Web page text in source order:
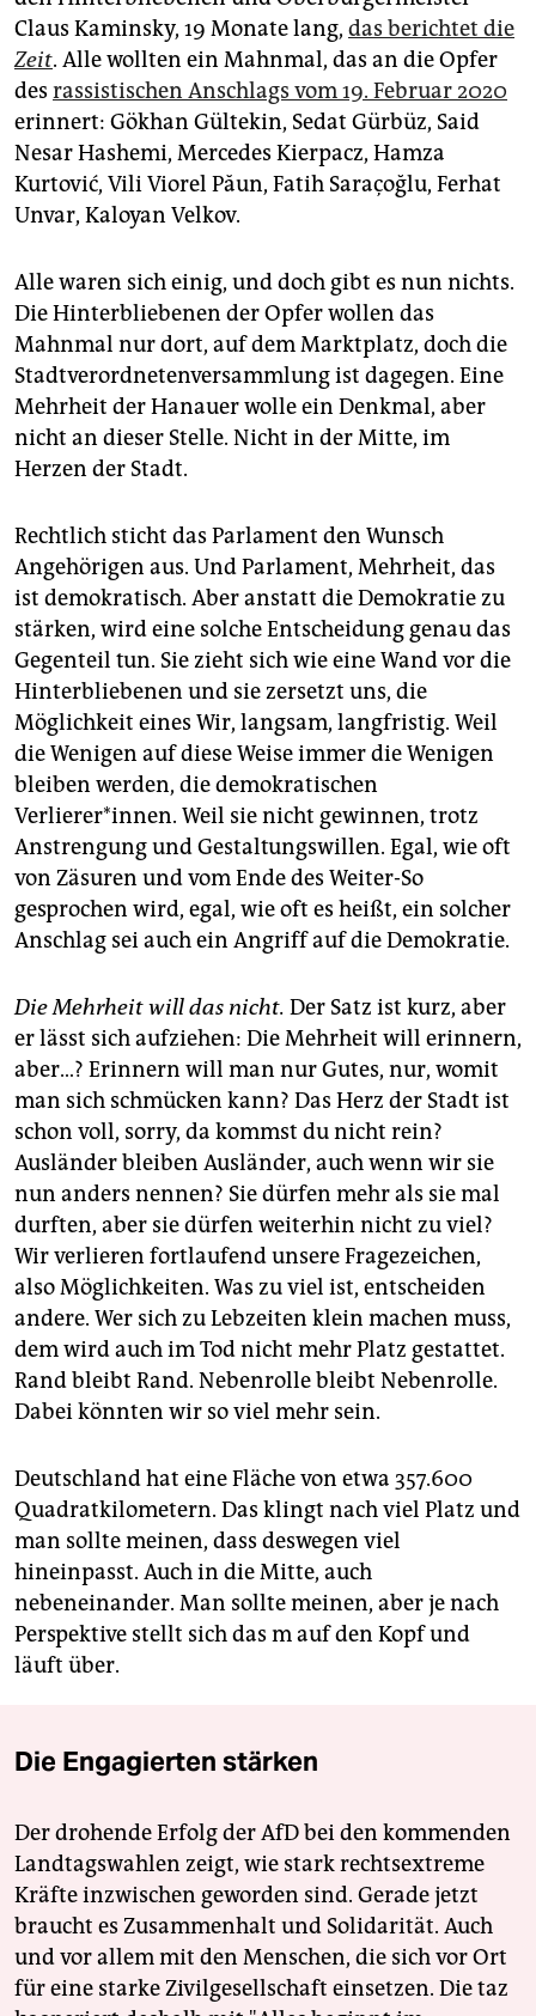
Claus Kaminsky, 19 Monate lang, das berichtet die
Zeit. Alle wollten ein Mahnmal, das an die Opfer
des rassistischen Anschlags vom 19. Februar 2020
erinnert: Gökhan Gültekin, Sedat Gürbüz, Said
Nesar Hashemi, Mercedes Kierpacz, Hamza
Kurtović, Vili Viorel Păun, Fatih Saraçoğlu, Ferhat
Unvar, Kaloyan Velkov.
Alle waren sich einig, und doch gibt es nun nichts.
Die Hinterbliebenen der Opfer wollen das
Mahnmal nur dort, auf dem Marktplatz, doch die
Stadtverordnetenversammlung ist dagegen. Eine
Mehrheit der Hanauer wolle ein Denkmal, aber
nicht an dieser Stelle. Nicht in der Mitte, im
Herzen der Stadt.
Rechtlich sticht das Parlament den Wunsch
Angehörigen aus. Und Parlament, Mehrheit, das
ist demokratisch. Aber anstatt die Demokratie zu
stärken, wird eine solche Entscheidung genau das
Gegenteil tun. Sie zieht sich wie eine Wand vor die
Hinterbliebenen und sie zersetzt uns, die
Möglichkeit eines Wir, langsam, langfristig. Weil
die Wenigen auf diese Weise immer die Wenigen
bleiben werden, die demokratischen
Verlierer*innen. Weil sie nicht gewinnen, trotz
Anstrengung und Gestaltungswillen. Egal, wie oft
von Zäsuren und vom Ende des Weiter-So
gesprochen wird, egal, wie oft es heißt, ein solcher
Anschlag sei auch ein Angriff auf die Demokratie.
Die Mehrheit will das nicht. Der Satz ist kurz, aber
er lässt sich aufziehen: Die Mehrheit will erinnern,
aber…? Erinnern will man nur Gutes, nur, womit
man sich schmücken kann? Das Herz der Stadt ist
schon voll, sorry, da kommst du nicht rein?
Ausländer bleiben Ausländer, auch wenn wir sie
nun anders nennen? Sie dürfen mehr als sie mal
durften, aber sie dürfen weiterhin nicht zu viel?
Wir verlieren fortlaufend unsere Fragezeichen,
also Möglichkeiten. Was zu viel ist, entscheiden
andere. Wer sich zu Lebzeiten klein machen muss,
dem wird auch im Tod nicht mehr Platz gestattet.
Rand bleibt Rand. Nebenrolle bleibt Nebenrolle.
Dabei könnten wir so viel mehr sein.
Deutschland hat eine Fläche von etwa 357.600
Quadratkilometern. Das klingt nach viel Platz und
man sollte meinen, dass deswegen viel
hineinpasst. Auch in die Mitte, auch
nebeneinander. Man sollte meinen, aber je nach
Perspektive stellt sich das m auf den Kopf und
läuft über.
Die Engagierten stärken
Der drohende Erfolg der AfD bei den kommenden
Landtagswahlen zeigt, wie stark rechtsextreme
Kräfte inzwischen geworden sind. Gerade jetzt
braucht es Zusammenhalt und Solidarität. Auch
und vor allem mit den Menschen, die sich vor Ort
für eine starke Zivilgesellschaft einsetzen. Die taz